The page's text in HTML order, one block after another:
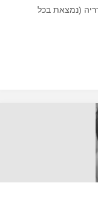
(נמצאת בכל